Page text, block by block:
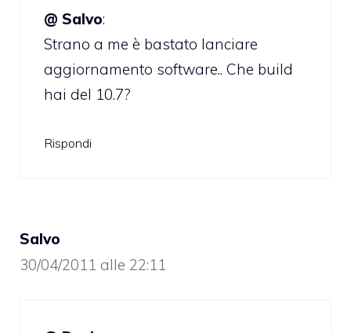
@ Salvo:
Strano a me è bastato lanciare
aggiornamento software.. Che build
hai del 10.7?
Rispondi
Salvo
30/04/2011 alle 22:11